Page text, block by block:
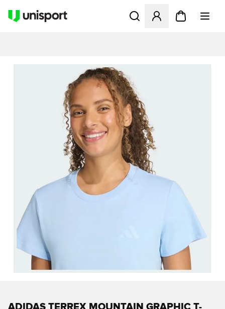
Åbner en Modal til at
ADIDAS TERREX MOUNTAIN GRAPHIC T-